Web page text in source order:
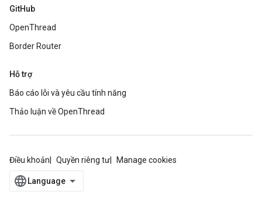
GitHub
OpenThread
Border Router
Hỗ trợ
Báo cáo lỗi và yêu cầu tính năng
Thảo luận về OpenThread
Điều khoản Quyền riêng tư Manage cookies